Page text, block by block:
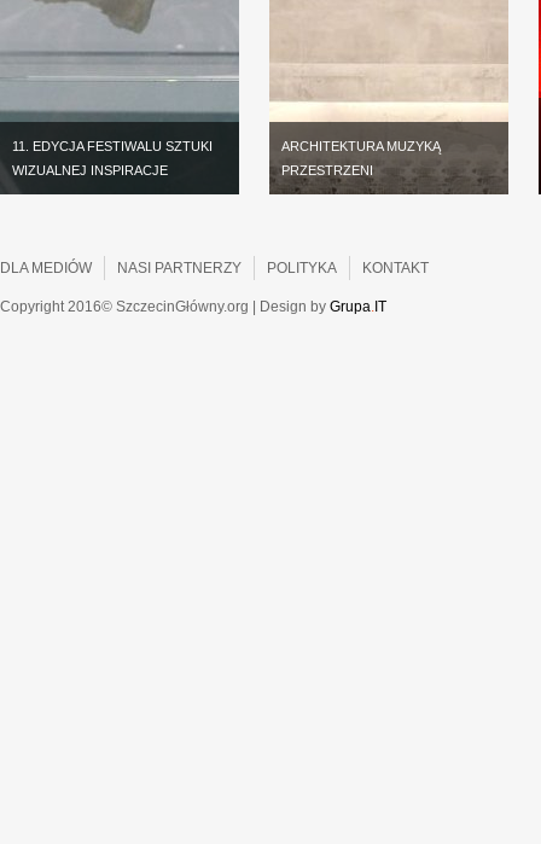
11. EDYCJA FESTIWALU SZTUKI
WIZUALNEJ INSPIRACJE
ARCHITEKTURA MUZYKĄ
PRZESTRZENI
DLA MEDIÓW NASI PARTNERZY POLITYKA KONTAKT
Copyright 2016© SzczecinGłówny.org | Design by Grupa. IT